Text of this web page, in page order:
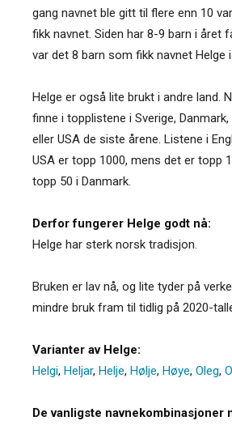
gang navnet ble gitt til flere enn 10
fikk navnet. Siden har 8-9 barn i året
var det 8 barn som fikk navnet Helge i
Helge er også lite brukt i andre land.
finne i topplistene i Sverige,
eller USA de siste årene. Listene i
USA er topp 1000, mens det er topp
topp 50 i Danmark.
Derfor fungerer Helge godt nå:
Helge har sterk norsk tradisjon.
Bruken er lav nå, og lite tyder på
mindre bruk fram til tidlig på 2020-
Varianter av Helge:
Helgi, Heljar, Helje, Hølje, Høye, Oleg,
De vanligste navnekombinasjoner